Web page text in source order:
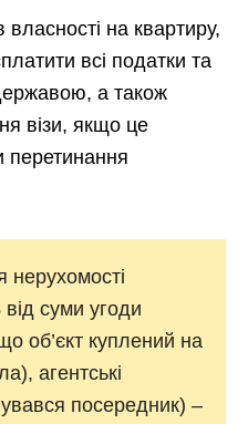
на квартиру,
всі податки та
а також
візи, якщо це
суми угоди
об’єкт куплений на
агентські
посередник) –